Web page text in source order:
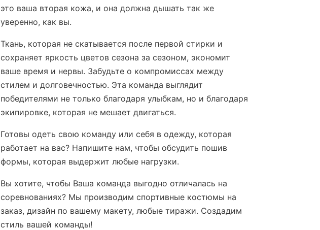
это ваша вторая кожа, и она должна дышать так же
уверенно, как вы.
Ткань, которая не скатывается после первой стирки и
сохраняет яркость цветов сезона за сезоном, экономит
ваше время и нервы. Забудьте о компромиссах между
стилем и долговечностью. Эта команда выглядит
победителями не только благодаря улыбкам, но и благодаря
экипировке, которая не мешает двигаться.
Готовы одеть свою команду или себя в одежду, которая
работает на вас? Напишите нам, чтобы обсудить пошив
формы, которая выдержит любые нагрузки.
Вы хотите, чтобы Ваша команда выгодно отличалась на
соревнованиях? Мы производим спортивные костюмы на
заказ, дизайн по вашему макету, любые тиражи. Создадим
стиль вашей команды!